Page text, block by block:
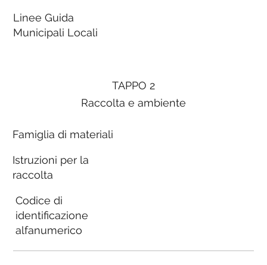
Linee Guida
Municipali Locali
TAPPO 2
Raccolta e ambiente
Famiglia di materiali
Istruzioni per la
raccolta
Codice di
identificazione
alfanumerico